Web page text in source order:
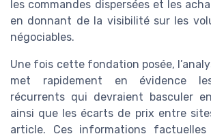
les commandes dispersées et les
en donnant de la visibilité sur les
négociables.
Une fois cette fondation posée,
met rapidement en évidence
récurrents qui devraient basculer
ainsi que les écarts de prix entre
article. Ces informations